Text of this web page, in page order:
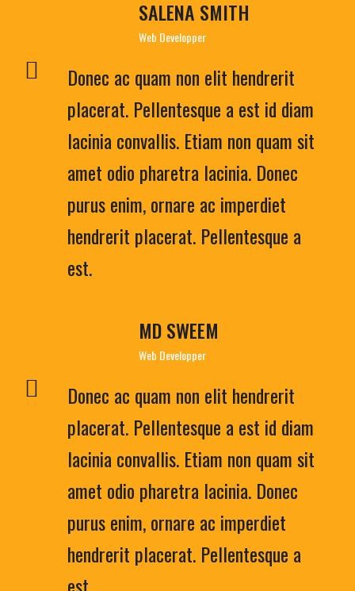
SALENA SMITH
Web Developper
Donec ac quam non elit hendrerit
placerat. Pellentesque a est id diam
lacinia convallis. Etiam non quam sit
amet odio pharetra lacinia. Donec
purus enim, ornare ac imperdiet
hendrerit placerat. Pellentesque a
est.
MD SWEEM
Web Developper
Donec ac quam non elit hendrerit
placerat. Pellentesque a est id diam
lacinia convallis. Etiam non quam sit
amet odio pharetra lacinia. Donec
purus enim, ornare ac imperdiet
hendrerit placerat. Pellentesque a